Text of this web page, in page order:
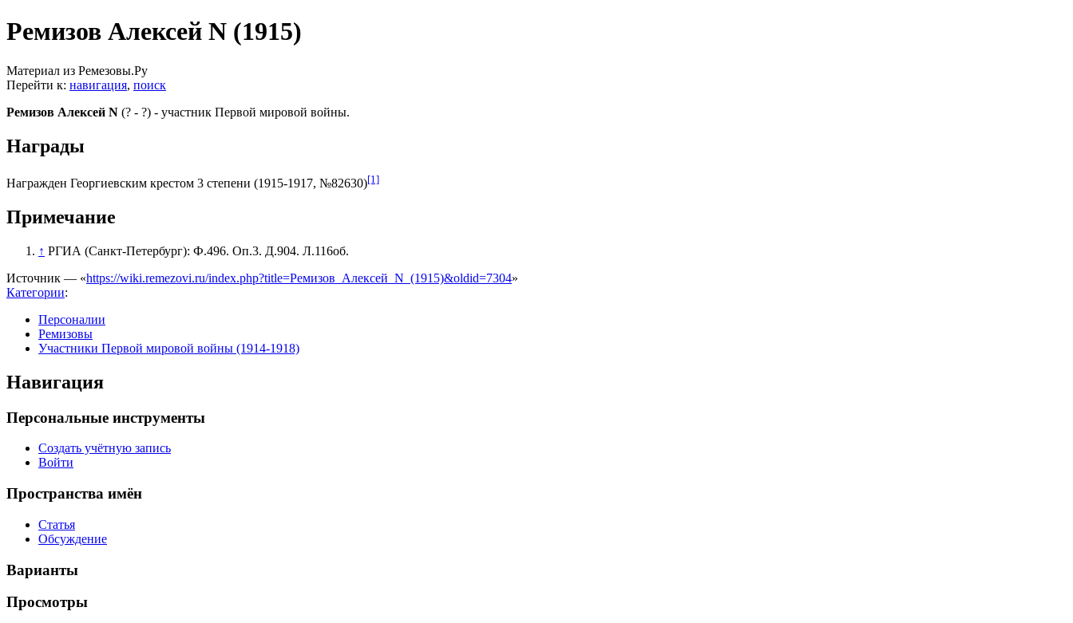
Ремизов Алексей N (1915)
Материал из Ремезовы.Ру
Перейти к: навигация, поиск
Ремизов Алексей N (? - ?) - участник Первой мировой войны.
Награды
Награжден Георгиевским крестом 3 степени (1915-1917, №82630)[1]
Примечание
↑ РГИА (Санкт-Петербург): Ф.496. Оп.3. Д.904. Л.116об.
Источник — «https://wiki.remezovi.ru/index.php?title=Ремизов_Алексей_N_(1915)&oldid=7304»
Категории:
Персоналии
Ремизовы
Участники Первой мировой войны (1914-1918)
Навигация
Персональные инструменты
Создать учётную запись
Войти
Пространства имён
Статья
Обсуждение
Варианты
Просмотры